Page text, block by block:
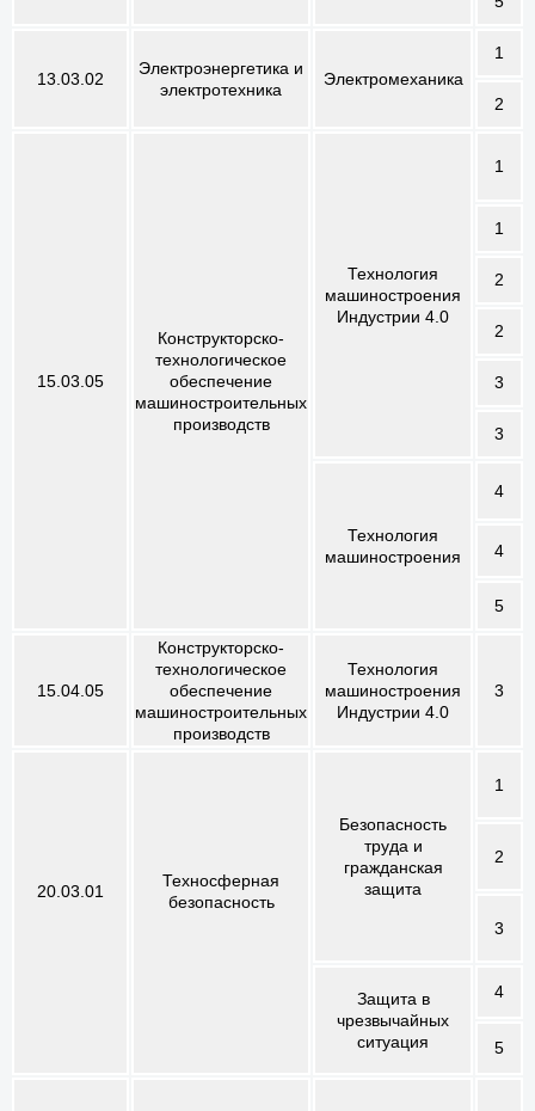
13.03.02
Электроэнергетика и
электротехника
Электромеханика
1
2
15.03.05
Конструкторско-
технологическое
обеспечение
машиностроительных
производств
Технология
машиностроения
Индустрии 4.0
1
1
2
2
3
3
Технология
машиностроения
4
4
5
15.04.05
Конструкторско-
технологическое
обеспечение
машиностроительных
производств
Технология
машиностроения
Индустрии 4.0
3
20.03.01
Техносферная
безопасность
Безопасность
труда и
гражданская
защита
1
2
3
Защита в
чрезвычайных
ситуация
4
5